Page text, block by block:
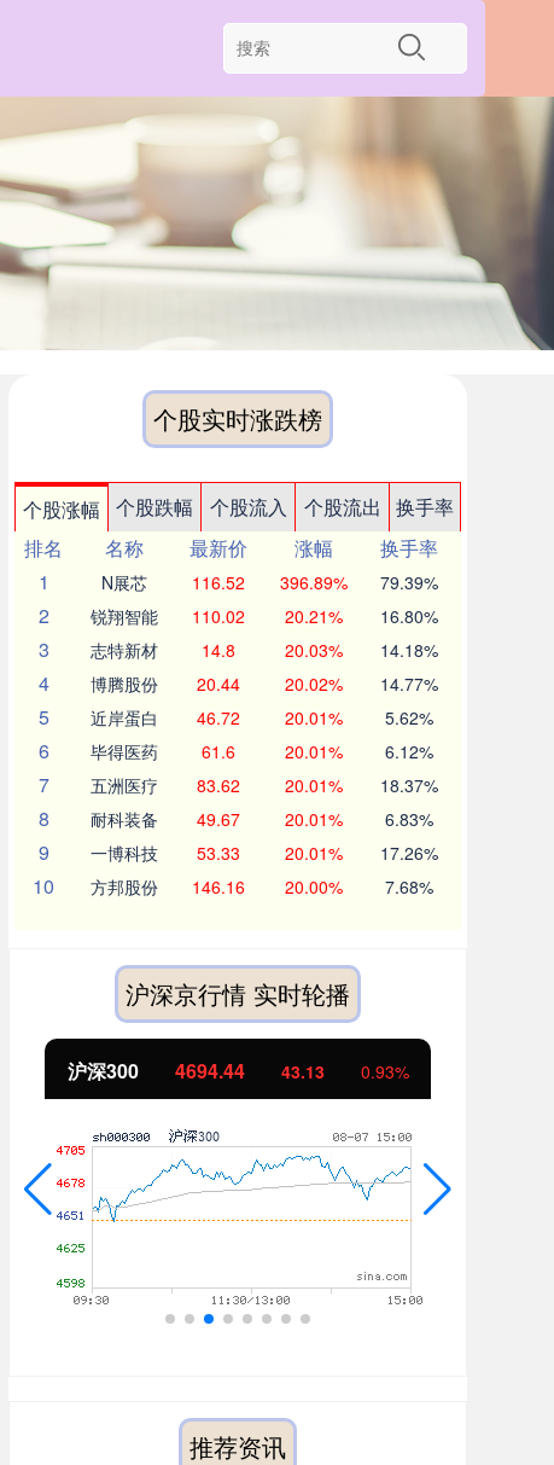
个股实时涨跌榜
个股涨幅 个股跌幅 个股流入 个股流出
换手率
排名
名称 最新价 涨幅
换手率
1
N展芯 116.52 396.89% 79.39%
2 锐翔智能 110.02 20.21% 16.80%
3 志特新材 14.8 20.03% 14.18%
4 博腾股份 20.44 20.02% 14.77%
5 近岸蛋白 46.72 20.01% 5.62%
6 毕得医药 61.6 20.01% 6.12%
7 五洲医疗 83.62 20.01% 18.37%
8 耐科装备 49.67 20.01% 6.83%
9 一博科技 53.33 20.01% 17.26%
10 方邦股份 146.16 20.00% 7.68%
沪深京行情 实时轮播
沪深300 4694.44 43.13 0.93%
推荐资讯